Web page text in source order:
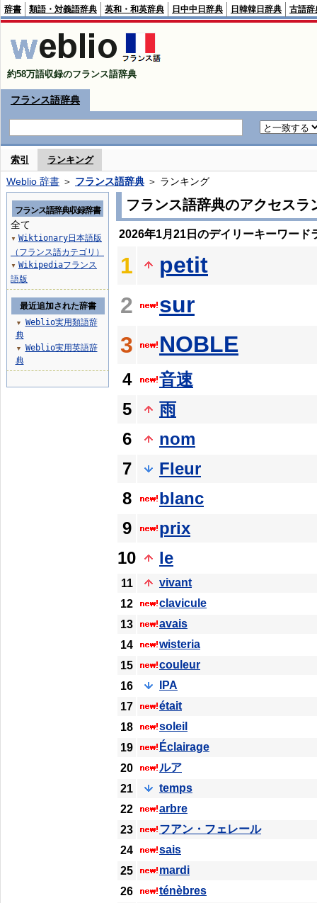
辞書 類語・対義語辞典 英和・和英辞典 日中中日辞典 日韓韓日辞典 古語辞
約58万語収録のフランス語辞典
フランス語辞典
索引 ランキング
Weblio 辞書 ＞ フランス語辞典 ＞ ランキング
フランス語辞典のアクセスラ
2026年1月21日のデイリーキーワード
1
petit
2
sur
3
NOBLE
4
音速
5
雨
6
nom
7
Fleur
8
blanc
9
prix
10
le
11
vivant
12
clavicule
13
avais
14
wisteria
15
couleur
16
IPA
17
était
18
soleil
19
Éclairage
20
ルア
21
temps
22
arbre
23
フアン・フェレール
24
sais
25
mardi
26
ténèbres
フランス語辞典収録辞書
全て
▼ Wiktionary日本語版
（フランス語カテゴリ）
▼ Wikipediaフランス
語版
最近追加された辞書
▼
Weblio実用類語辞
典
▼
Weblio実用英語辞
典